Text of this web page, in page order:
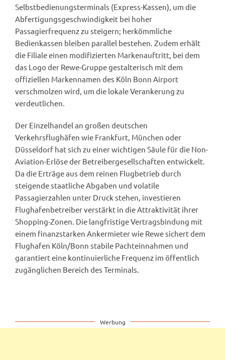
Selbstbedienungsterminals (Express-Kassen), um die
Abfertigungsgeschwindigkeit bei hoher
Passagierfrequenz zu steigern; herkömmliche
Bedienkassen bleiben parallel bestehen. Zudem erhält
die Filiale einen modifizierten Markenauftritt, bei dem
das Logo der Rewe-Gruppe gestalterisch mit dem
offiziellen Markennamen des Köln Bonn Airport
verschmolzen wird, um die lokale Verankerung zu
verdeutlichen.
Der Einzelhandel an großen deutschen
Verkehrsflughäfen wie Frankfurt, München oder
Düsseldorf hat sich zu einer wichtigen Säule für die Non-
Aviation-Erlöse der Betreibergesellschaften entwickelt.
Da die Erträge aus dem reinen Flugbetrieb durch
steigende staatliche Abgaben und volatile
Passagierzahlen unter Druck stehen, investieren
Flughafenbetreiber verstärkt in die Attraktivität ihrer
Shopping-Zonen. Die langfristige Vertragsbindung mit
einem finanzstarken Ankermieter wie Rewe sichert dem
Flughafen Köln/Bonn stabile Pachteinnahmen und
garantiert eine kontinuierliche Frequenz im öffentlich
zugänglichen Bereich des Terminals.
Werbung